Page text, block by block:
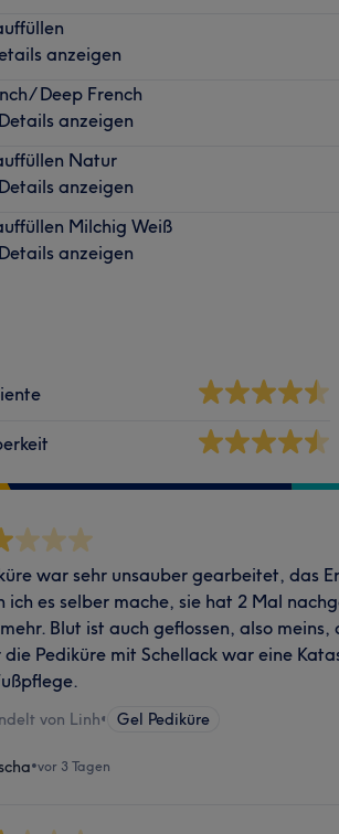
anzeigen
Deep French
Details anzeigen
Natur
Details anzeigen
Milchig Weiß
Details anzeigen
war sehr unsauber gearbeitet, das
ich es selber mache, sie hat 2 Mal
Blut ist auch geflossen, also
die Pediküre mit Schellack war eine
von Linh• Gel Pediküre
•vor 3 Tagen